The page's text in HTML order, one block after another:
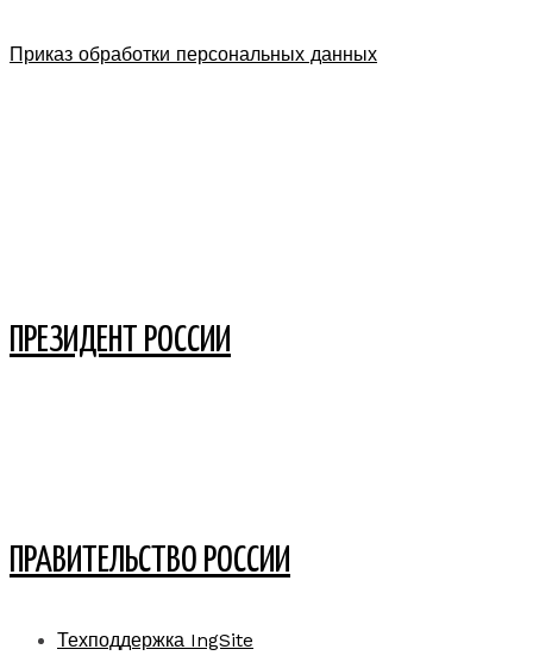
Приказ обработки персональных данных
ПРЕЗИДЕНТ РОССИИ
ПРАВИТЕЛЬСТВО РОССИИ
Техподдержка IngSite